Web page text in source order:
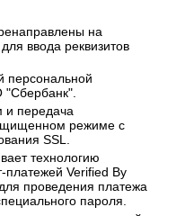
на
ввода реквизитов
персональной
"Сбербанк".
передача
режиме с
SSL.
технологию
платежей Verified By
проведения платежа
пароля.